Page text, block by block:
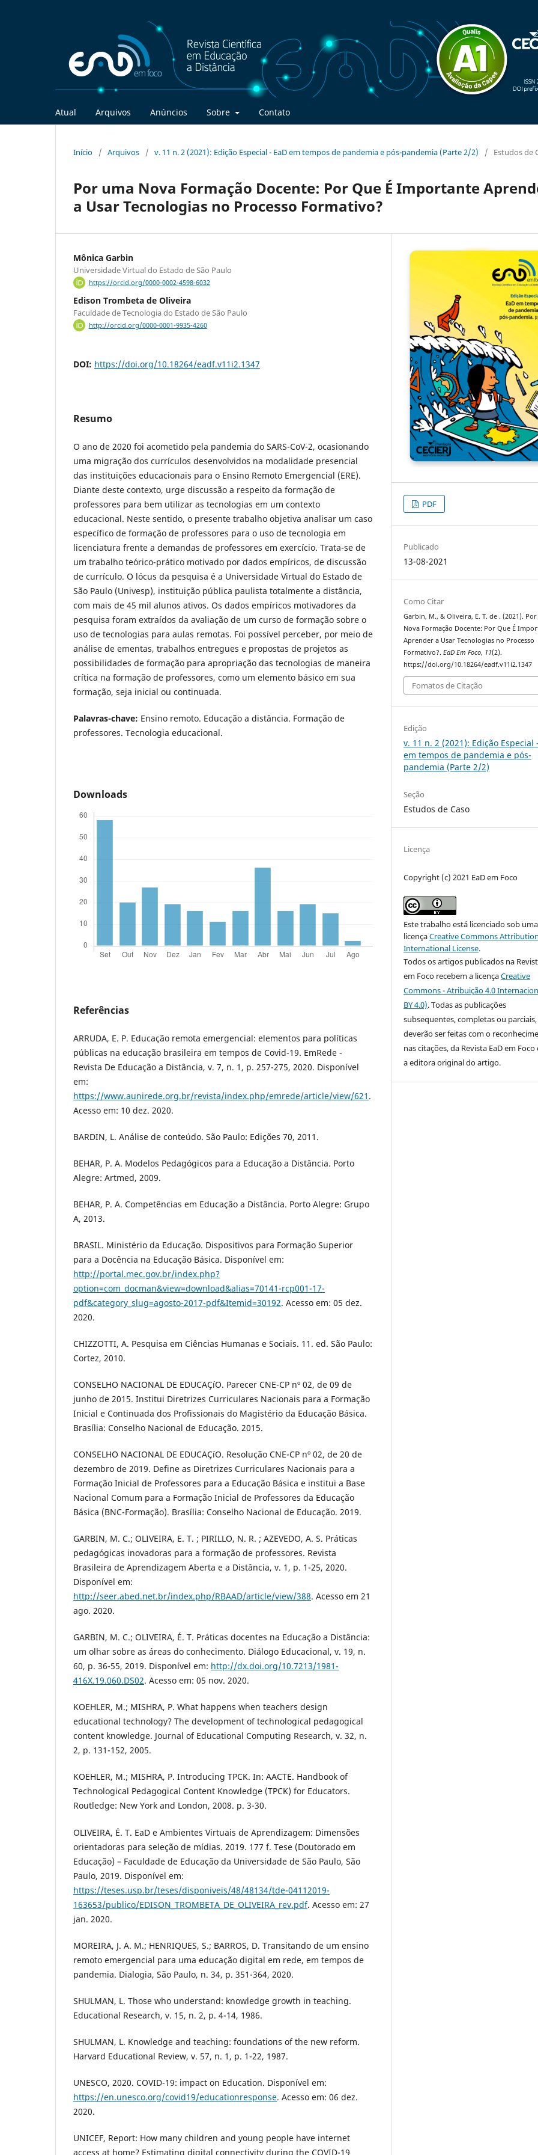
Atual Arquivos Anúncios Sobre Contato
Início / Arquivos / v. 11 n. 2 (2021): Edição Especial - EaD em tempos de pandemia e pós-pandemia (Parte 2/2) / Estudos de
Por uma Nova Formação Docente: Por Que É Importante
a Usar Tecnologias no Processo Formativo?
Mônica Garbin
Universidade Virtual do Estado de São Paulo
https://orcid.org/0000-0002-4598-6032
Edison Trombeta de Oliveira
Faculdade de Tecnologia do Estado de São Paulo
http://orcid.org/0000-0001-9935-4260
DOI: https://doi.org/10.18264/eadf.v11i2.1347
Resumo
O ano de 2020 foi acometido pela pandemia do SARS-CoV-2, ocasionando
uma migração dos currículos desenvolvidos na modalidade presencial
das instituições educacionais para o Ensino Remoto Emergencial (ERE).
Diante deste contexto, urge discussão a respeito da formação de
professores para bem utilizar as tecnologias em um contexto
educacional. Neste sentido, o presente trabalho objetiva analisar um caso
específico de formação de professores para o uso de tecnologia em
licenciatura frente a demandas de professores em exercício. Trata-se de
um trabalho teórico-prático motivado por dados empíricos, de discussão
de currículo. O lócus da pesquisa é a Universidade Virtual do Estado de
São Paulo (Univesp), instituição pública paulista totalmente a distância,
com mais de 45 mil alunos ativos. Os dados empíricos motivadores da
pesquisa foram extraídos da avaliação de um curso de formação sobre o
uso de tecnologias para aulas remotas. Foi possível perceber, por meio de
análise de ementas, trabalhos entregues e propostas de projetos as
possibilidades de formação para apropriação das tecnologias de maneira
crítica na formação de professores, como um elemento básico em sua
formação, seja inicial ou continuada.
Palavras-chave: Ensino remoto. Educação a distância. Formação de
professores. Tecnologia educacional.
Downloads
Referências
ARRUDA, E. P. Educação remota emergencial: elementos para polí­ticas
públicas na educação brasileira em tempos de Covid-19. EmRede -
Revista De Educação a Distância, v. 7, n. 1, p. 257-275, 2020. Disponí­vel
em:
https://www.aunirede.org.br/revista/index.php/emrede/article/view/621 .
Acesso em: 10 dez. 2020.
BARDIN, L. Análise de conteúdo. São Paulo: Edições 70, 2011.
BEHAR, P. A. Modelos Pedagógicos para a Educação a Distância. Porto
Alegre: Artmed, 2009.
BEHAR, P. A. Competências em Educação a Distância. Porto Alegre: Grupo
A, 2013.
BRASIL. Ministério da Educação. Dispositivos para Formação Superior
para a Docência na Educação Básica. Disponí­vel em:
http://portal.mec.gov.br/index.php?
option=com_docman&view=download&alias=70141-rcp001-17-
pdf&category_slug=agosto-2017-pdf&Itemid=30192. Acesso em: 05 dez.
2020.
CHIZZOTTI, A. Pesquisa em Ciências Humanas e Sociais. 11. ed. São Paulo:
Cortez, 2010.
CONSELHO NACIONAL DE EDUCAÇíO. Parecer CNE-CP nº 02, de 09 de
junho de 2015. Institui Diretrizes Curriculares Nacionais para a Formação
Inicial e Continuada dos Profissionais do Magistério da Educação Básica.
Brasí­lia: Conselho Nacional de Educação. 2015.
CONSELHO NACIONAL DE EDUCAÇíO. Resolução CNE-CP nº 02, de 20 de
dezembro de 2019. Define as Diretrizes Curriculares Nacionais para a
Formação Inicial de Professores para a Educação Básica e institui a Base
Nacional Comum para a Formação Inicial de Professores da Educação
Básica (BNC-Formação). Brasí­lia: Conselho Nacional de Educação. 2019.
GARBIN, M. C.; OLIVEIRA, E. T. ; PIRILLO, N. R. ; AZEVEDO, A. S. Práticas
pedagógicas inovadoras para a formação de professores. Revista
Brasileira de Aprendizagem Aberta e a Distância, v. 1, p. 1-25, 2020.
Disponí­vel em:
http://seer.abed.net.br/index.php/RBAAD/article/view/388. Acesso em 21
ago. 2020.
GARBIN, M. C.; OLIVEIRA, É. T. Práticas docentes na Educação a Distância:
um olhar sobre as áreas do conhecimento. Diálogo Educacional, v. 19, n.
60, p. 36-55, 2019. Disponí­vel em: http://dx.doi.org/10.7213/1981-
416X.19.060.DS02. Acesso em: 05 nov. 2020.
KOEHLER, M.; MISHRA, P. What happens when teachers design
educational technology? The development of technological pedagogical
content knowledge. Journal of Educational Computing Research, v. 32, n.
2, p. 131-152, 2005.
KOEHLER, M.; MISHRA, P. Introducing TPCK. In: AACTE. Handbook of
Technological Pedagogical Content Knowledge (TPCK) for Educators.
Routledge: New York and London, 2008. p. 3-30.
OLIVEIRA, É. T. EaD e Ambientes Virtuais de Aprendizagem: Dimensões
orientadoras para seleção de mí­dias. 2019. 177 f. Tese (Doutorado em
Educação) – Faculdade de Educação da Universidade de São Paulo, São
Paulo, 2019. Disponí­vel em:
https://teses.usp.br/teses/disponiveis/48/48134/tde-04112019-
163653/publico/EDISON_TROMBETA_DE_OLIVEIRA_rev.pdf. Acesso em: 27
jan. 2020.
MOREIRA, J. A. M.; HENRIQUES, S.; BARROS, D. Transitando de um ensino
remoto emergencial para uma educação digital em rede, em tempos de
pandemia. Dialogia, São Paulo, n. 34, p. 351-364, 2020.
SHULMAN, L. Those who understand: knowledge growth in teaching.
Educational Research, v. 15, n. 2, p. 4-14, 1986.
SHULMAN, L. Knowledge and teaching: foundations of the new reform.
Harvard Educational Review, v. 57, n. 1, p. 1-22, 1987.
UNESCO, 2020. COVID-19: impact on Education. Disponí­vel em:
https://en.unesco.org/covid19/educationresponse. Acesso em: 06 dez.
2020.
UNICEF, Report: How many children and young people have internet
access at home? Estimating digital connectivity during the COVID-19
PDF
Publicado
13-08-2021
Como Citar
Garbin, M., & Oliveira, E. T. de . (2021).
Nova Formação Docente: Por Que É
Aprender a Usar Tecnologias no Processo
Formativo?.EaD Em Foco, 11(2).
https://doi.org/10.18264/eadf.v11i2.1347
Fomatos de Citação
Edição
v. 11 n. 2 (2021): Edição Especial
em tempos de pandemia e pós-
pandemia (Parte 2/2)
Seção
Estudos de Caso
Licença
Copyright (c) 2021 EaD em Foco
Este trabalho está licenciado sob uma
licençaCreative Commons
International License.
Todos os artigos publicados na
em Foco recebem a licençaCreative
Commons - Atribuição 4.0
BY 4.0). Todas as publicações
subsequentes, completas ou parciais,
deverão ser feitas com o
nas citações, da Revista EaD em
a editora original do artigo.